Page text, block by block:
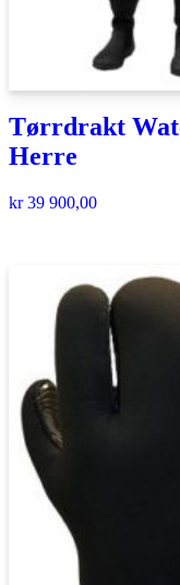
Tørrdrakt
Herre
kr39 900,00